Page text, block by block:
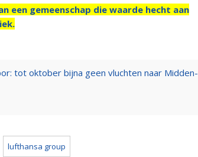
een gemeenschap die waarde hecht aan
tot oktober bijna geen vluchten naar Midden-
lufthansa group